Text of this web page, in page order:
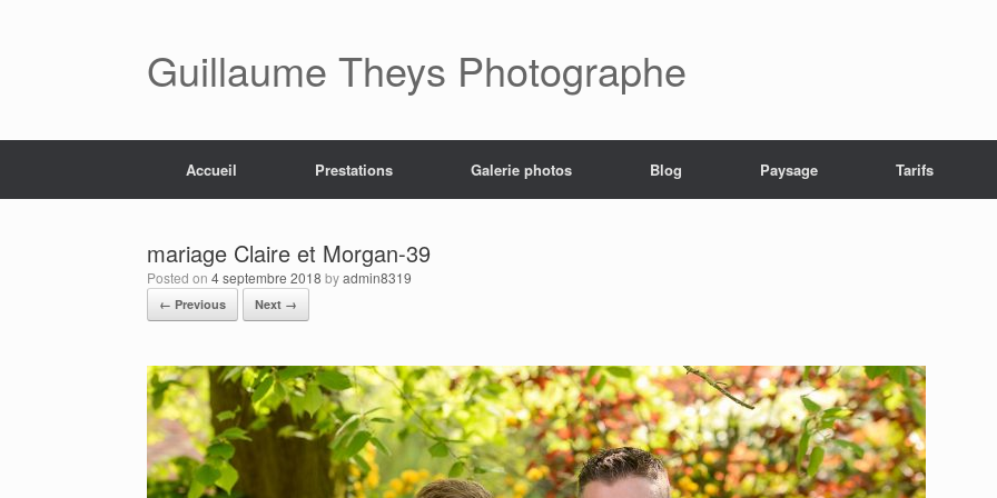
Guillaume Theys Photographe
Accueil Prestations Galerie photos Blog Paysage Tarifs
mariage Claire et Morgan-39
Posted on 4 septembre 2018 byadmin8319
← Previous Next →